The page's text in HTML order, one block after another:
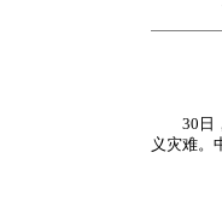
30日，
义灾难。